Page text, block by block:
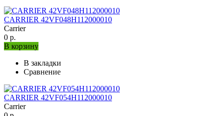
CARRIER 42VF048H112000010
Carrier
0 р.
В корзину
В закладки
Сравнение
CARRIER 42VF054H112000010
Carrier